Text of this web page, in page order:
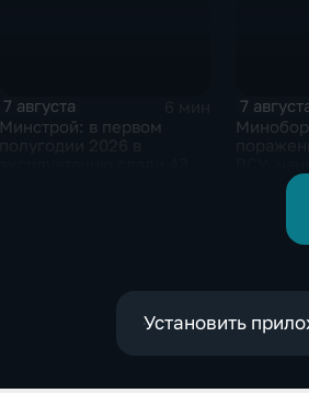
7 августа
Минстрой: в первом
7
ударов
Установить